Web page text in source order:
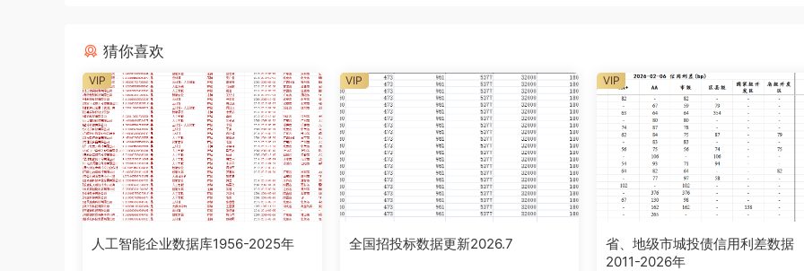
猜你喜欢
人工智能企业数据库1956-2025年
VIP
全国招投标数据更新2026.7
VIP
省、地级市城投债信用利差数据
2011-2026年
VIP